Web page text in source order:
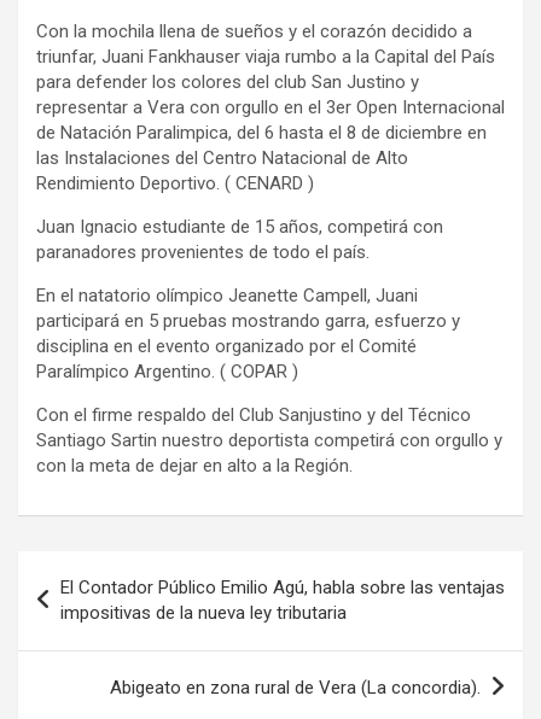
Con la mochila llena de sueños y el corazón decidido a
triunfar, Juani Fankhauser viaja rumbo a la Capital del País
para defender los colores del club San Justino y
representar a Vera con orgullo en el 3er Open Internacional
de Natación Paralimpica, del 6 hasta el 8 de diciembre en
las Instalaciones del Centro Natacional de Alto
Rendimiento Deportivo. ( CENARD )
Juan Ignacio estudiante de 15 años, competirá con
paranadores provenientes de todo el país.
En el natatorio olímpico Jeanette Campell, Juani
participará en 5 pruebas mostrando garra, esfuerzo y
disciplina en el evento organizado por el Comité
Paralímpico Argentino. ( COPAR )
Con el firme respaldo del Club Sanjustino y del Técnico
Santiago Sartin nuestro deportista competirá con orgullo y
con la meta de dejar en alto a la Región.
de
entradas
El Contador Público Emilio Agú, habla sobre las ventajas
impositivas de la nueva ley tributaria
Abigeato en zona rural de Vera (La concordia).